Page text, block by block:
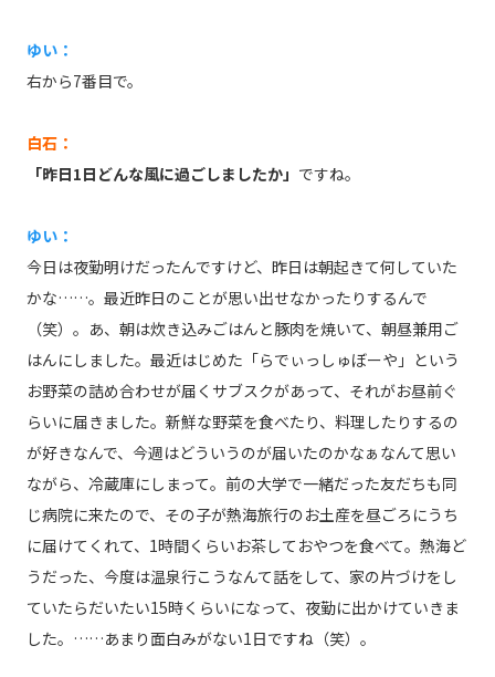
ゆい：
右から7番目で。
白石：
「昨日1日どんな風に過ごしましたか」 ですね。
ゆい：
今日は夜勤明けだったんですけど、昨日は朝起きて何していた
かな……。最近昨日のことが思い出せなかったりするんで
（笑）。あ、朝は炊き込みごはんと豚肉を焼いて、朝昼兼用ご
はんにしました。最近はじめた「らでぃっしゅぼーや」という
お野菜の詰め合わせが届くサブスクがあって、それがお昼前ぐ
らいに届きました。新鮮な野菜を食べたり、料理したりするの
が好きなんで、今週はどういうのが届いたのかなぁなんて思い
ながら、冷蔵庫にしまって。前の大学で一緒だった友だちも同
じ病院に来たので、その子が熱海旅行のお土産を昼ごろにうち
に届けてくれて、1時間くらいお茶しておやつを食べて。熱海ど
うだった、今度は温泉行こうなんて話をして、家の片づけをし
ていたらだいたい15時くらいになって、夜勤に出かけていきま
した。……あまり面白みがない1日ですね（笑）。